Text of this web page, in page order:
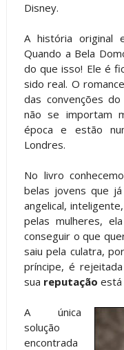
Disney.
A história original
Quando a Bela
do que isso! Ele é
sido real. O
das convenções
não se importam
época e estão
Londres.
No livro
belas jovens que
angelical,
pelas mulheres,
conseguir o que
saiu pela culatra,
príncipe, é
sua reputação está
A única
solução
encontrada